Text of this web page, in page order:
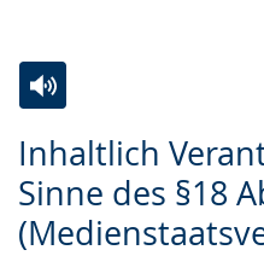
Inhaltlich
Sinne des §18
Leichten
Sprache
wechseln.
Audio-
Unterstützung.
Video
in
Deutscher